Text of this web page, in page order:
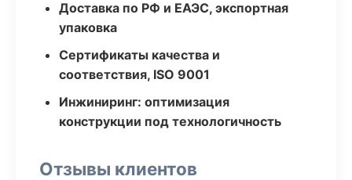
Доставка по РФ и ЕАЭС, экспортная
упаковка
Сертификаты качества и
соответствия, ISO 9001
Инжиниринг: оптимизация
конструкции под технологичность
Отзывы клиентов